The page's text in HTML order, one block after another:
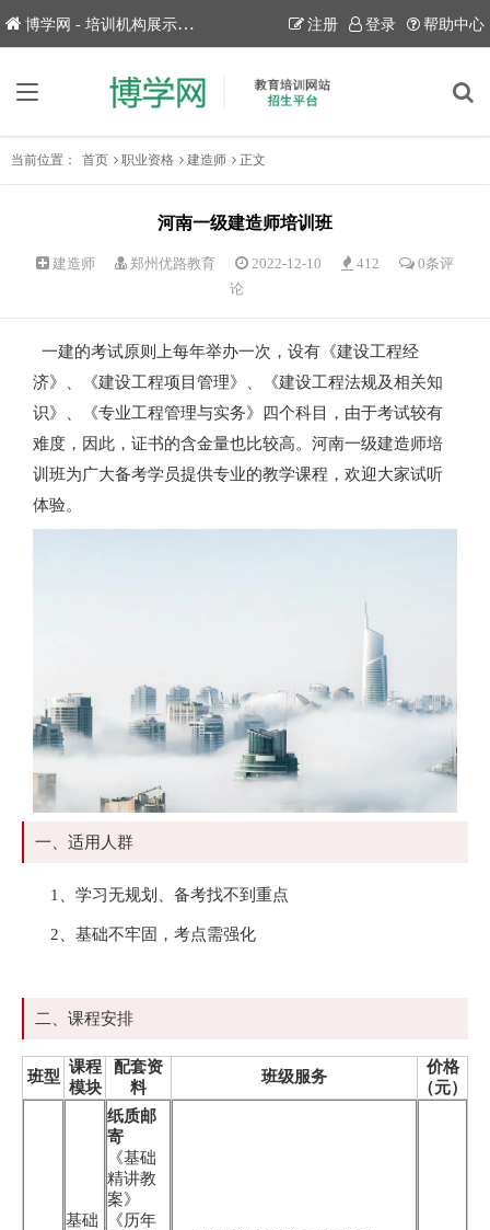
博学网 - 培训机构展示平台！ 注册 登录 帮助中心
当前位置： 首页 职业资格 建造师 正文
河南一级建造师培训班
建造师 郑州优路教育 2022-12-10 412
0条评
论
一建的考试原则上每年举办一次，设有《建设工程经
济》、《建设工程项目管理》、《建设工程法规及相关知
识》、《专业工程管理与实务》四个科目，由于考试较有
难度，因此，证书的含金量也比较高。河南一级建造师培
训班为广大备考学员提供专业的教学课程，欢迎大家试听
体验。
一、适用人群
1、学习无规划、备考找不到重点
2、基础不牢固，考点需强化
二、课程安排
班型
课程
模块
配套资
料
班级服务
价格
（元）
基础
纸质邮
寄
《基础
精讲教
案》
《历年